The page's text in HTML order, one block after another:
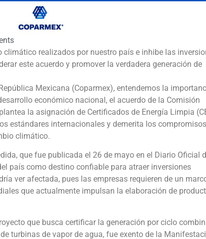
realizados por nuestro país e inhibe las
este acuerdo y promover la verdadera generación de
Mexicana (Coparmex), entendemos la
económico nacional, el acuerdo de la Comisión
la asignación de Certificados de Energía Limpia
estándares internacionales y demerita los compromisos
climático.
que fue publicada el 26 de mayo en el Diario Oficial
país como destino confiable para atraer inversiones
ver afectada, pues las empresas requieren de un
que actualmente impulsan la elaboración de
que busca certificar la generación por ciclo
turbinas de vapor de agua, fue exento de la